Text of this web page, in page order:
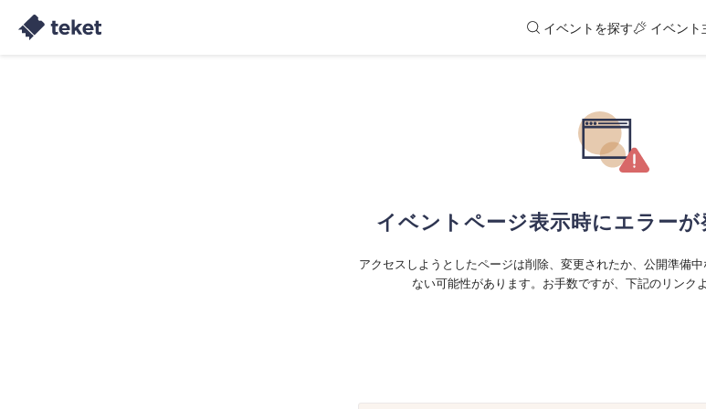
イベントを探す イベント
イベントページ表示時にエラーが
アクセスしようとしたページは削除、変更されたか、公開準備
ない可能性があります。お手数ですが、下記のリンク